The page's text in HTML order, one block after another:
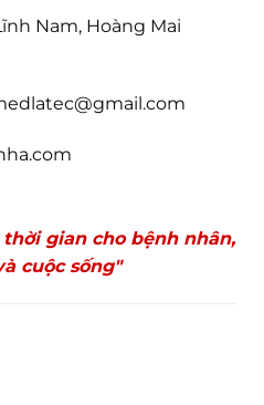
Nam, Hoàng Mai
gian cho bệnh nhân,
cuộc sống"